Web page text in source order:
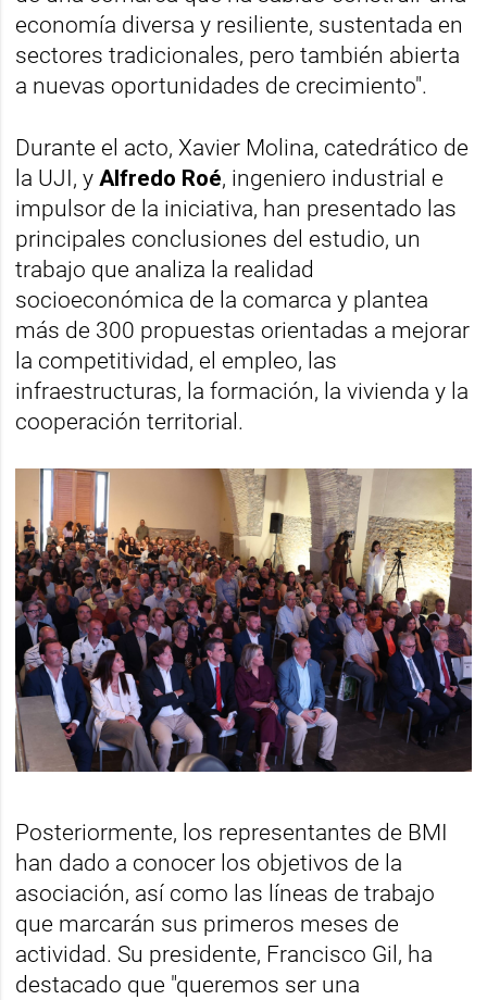
economía diversa y resiliente, sustentada en
sectores tradicionales, pero también abierta
a nuevas oportunidades de crecimiento".
Durante el acto, Xavier Molina, catedrático de
la UJI, yAlfredo Roé, ingeniero industrial e
impulsor de la iniciativa, han presentado las
principales conclusiones del estudio, un
trabajo que analiza la realidad
socioeconómica de la comarca y plantea
más de 300 propuestas orientadas a mejorar
la competitividad, el empleo, las
infraestructuras, la formación, la vivienda y la
cooperación territorial.
Posteriormente, los representantes de BMI
han dado a conocer los objetivos de la
asociación, así como las líneas de trabajo
que marcarán sus primeros meses de
actividad. Su presidente, Francisco Gil, ha
destacado que "queremos ser una